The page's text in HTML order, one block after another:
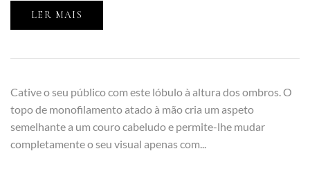
LER MAIS
Cative o seu público com este lóbulo à altura dos ombros. O
topo de monofilamento atado à mão cria um aspeto
semelhante a um couro cabeludo e permite-lhe mudar
completamente o seu visual apenas com...